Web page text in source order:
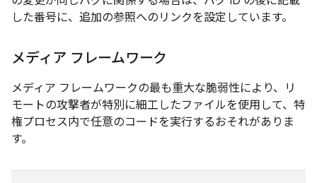
した番号に、追加の参照へのリンクを設定しています。
メディア フレームワーク
メディア フレームワークの最も重大な脆弱性により、リ
モートの攻撃者が特別に細工したファイルを使用して、特
権プロセス内で任意のコードを実行するおそれがありま
す。